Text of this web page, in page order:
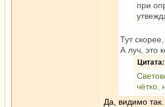
при
Тут
А луч, это
Цитата:
чётко,
Да, видимо